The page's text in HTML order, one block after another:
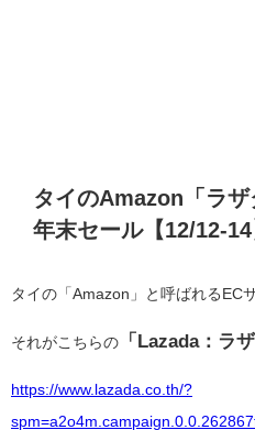
タイのAmazon「ラ
年末セール【12/12-14
タイの「Amazon」と呼ばれるEC
それがこちらの 「Lazada：ラザ
https://www.lazada.co.th/?